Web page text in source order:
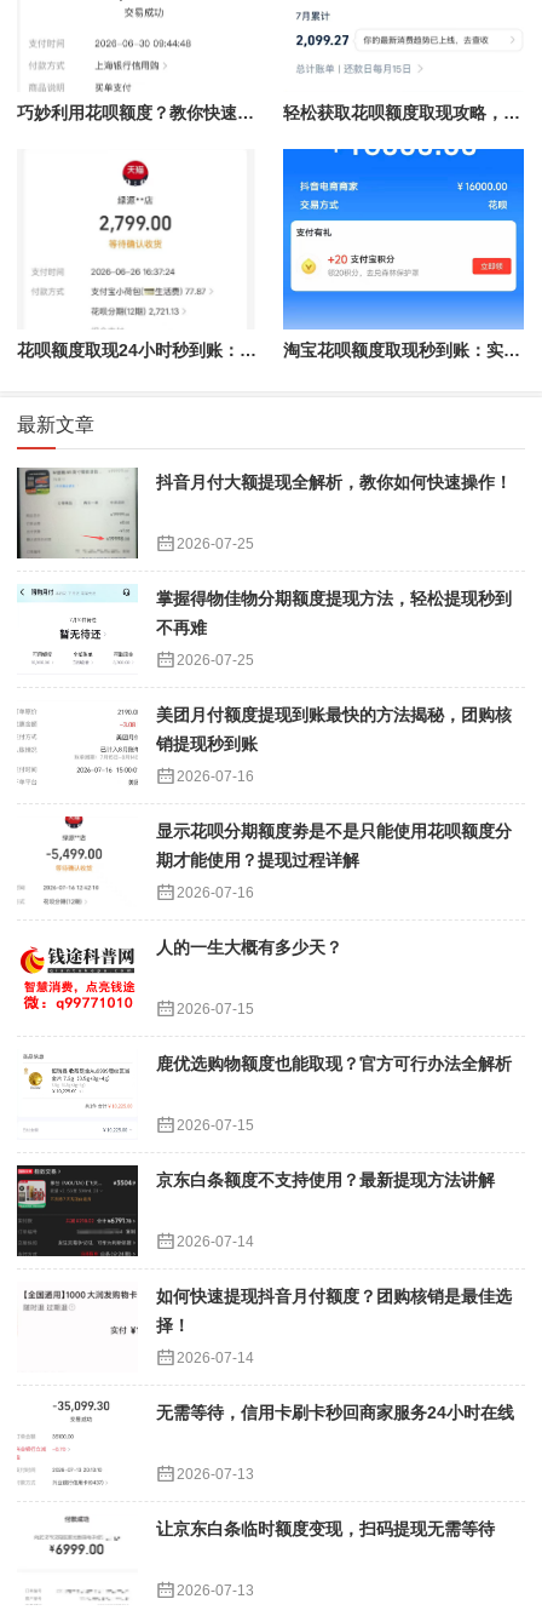
巧妙利用花呗额度？教你快速取现的方法！ 轻松获取花呗额度取现攻略，秒到账不再是梦！
花呗额度取现24小时秒到账：揭秘快速提现的秘密 淘宝花呗额度取现秒到账：实现购物与现金流的完美结合
最新文章
抖音月付大额提现全解析，教你如何快速操作！
2026-07-25
掌握得物佳物分期额度提现方法，轻松提现秒到
不再难
2026-07-25
美团月付额度提现到账最快的方法揭秘，团购核
销提现秒到账
2026-07-16
显示花呗分期额度劵是不是只能使用花呗额度分
期才能使用？提现过程详解
2026-07-16
人的一生大概有多少天？
2026-07-15
鹿优选购物额度也能取现？官方可行办法全解析
2026-07-15
京东白条额度不支持使用？最新提现方法讲解
2026-07-14
如何快速提现抖音月付额度？团购核销是最佳选
择！
2026-07-14
无需等待，信用卡刷卡秒回商家服务24小时在线
2026-07-13
让京东白条临时额度变现，扫码提现无需等待
2026-07-13